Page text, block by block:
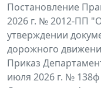
Постановление
2026 г. № 2012-ПП
утверждении
дорожного
Приказ
июля 2026 г. №